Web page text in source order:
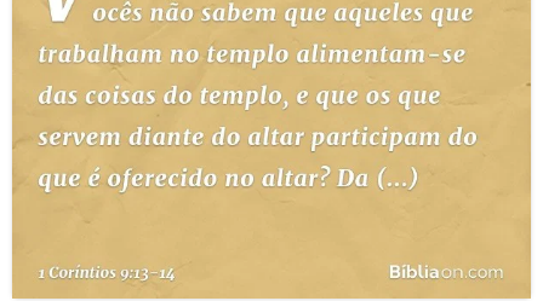
PERGUNTE À BÍBLIA IA
TERMO BÍBLICO
QUEM SOMOS